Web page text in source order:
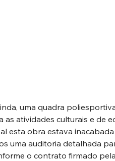
uma quadra
as atividades culturais e de
esta obra estava
uma auditoria detalhada
o contrato firmado